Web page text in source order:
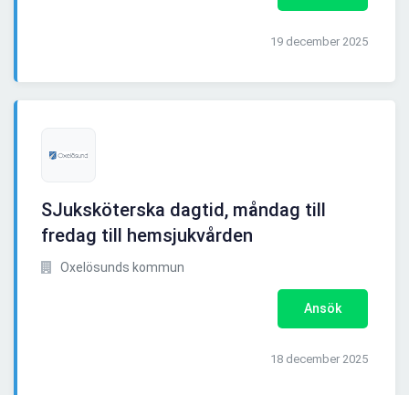
19 december 2025
SJuksköterska dagtid, måndag till
fredag till hemsjukvården
Oxelösunds kommun
Ansök
18 december 2025